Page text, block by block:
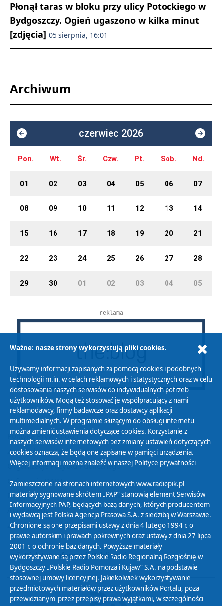
Płonął taras w bloku przy ulicy Potockiego w
Bydgoszczy. Ogień ugaszono w kilka minut
[zdjęcia] 05 sierpnia, 16:01
Archiwum
czerwiec 2026
Pon. Wt. Śr. Czw. Pt. Sob. Nd.
01 02 03 04 05 06 07
08 09 10 11 12 13 14
15 16 17 18 19 20 21
22 23 24 25 26 27 28
29 30 01 02 03 04 05
reklama
Polityka Prywatności
Zasady korzystania z Serwisu
Organizacje Pożytku Publicznego
Cyfryzacja DAB+
Polityka ochrony danych osobowych
Abonament
Zamówienia publiczne
Biuletyn Informacji Publicznej
Ważne: nasze strony wykorzystują pliki cookies.
Używamy informacji zapisanych za pomocą cookies i podobnych
technologii m.in. w celach reklamowych i statystycznych oraz w celu
dostosowania naszych serwisów do indywidualnych potrzeb
użytkowników. Mogą też stosować je współpracujący z nami
reklamodawcy, firmy badawcze oraz dostawcy aplikacji
multimedialnych. W programie służącym do obsługi internetu
można zmienić ustawienia dotyczące cookies. Korzystanie z
naszych serwisów internetowych bez zmiany ustawień dotyczących
cookies oznacza, że będą one zapisane w pamięci urządzenia.
Więcej informacji można znaleźć w naszej Polityce prywatności
Zamieszczone na stronach internetowych www.radiopik.pl
materiały sygnowane skrótem „PAP” stanowią element Serwisów
Informacyjnych PAP, będących bazą danych, których producentem
i wydawcą jest Polska Agencja Prasowa S.A. z siedzibą w Warszawie.
Chronione są one przepisami ustawy z dnia 4 lutego 1994 r. o
prawie autorskim i prawach pokrewnych oraz ustawy z dnia 27 lipca
2001 r. o ochronie baz danych. Powyższe materiały
wykorzystywane są przez Polskie Radio Regionalną Rozgłośnię w
Bydgoszczy „Polskie Radio Pomorza i Kujaw” S.A. na podstawie
stosownej umowy licencyjnej. Jakiekolwiek wykorzystywanie
przedmiotowych materiałów przez użytkowników Portalu, poza
przewidzianymi przez przepisy prawa wyjątkami, w szczególności